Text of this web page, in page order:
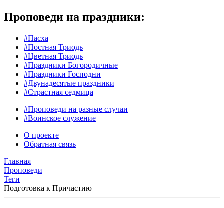
Проповеди на праздники:
#Пасха
#Постная Триодь
#Цветная Триодь
#Праздники Богородичные
#Праздники Господни
#Двунадесятые праздники
#Страстная седмица
#Проповеди на разные случаи
#Воинское служение
О проекте
Обратная связь
Главная
Проповеди
Теги
Подготовка к Причастию